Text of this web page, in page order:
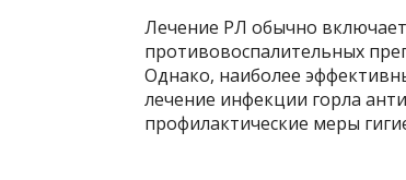
Лечение РЛ обычно
противовоспалительных
Однако, наиболее
лечение инфекции горла
профилактические меры